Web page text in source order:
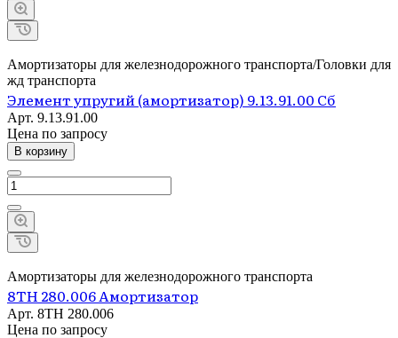
Амортизаторы для железнодорожного транспорта/Головки для
жд транспорта
Элемент упругий (амортизатор) 9.13.91.00 Сб
Арт. 9.13.91.00
Цена по запросу
В корзину
Амортизаторы для железнодорожного транспорта
8ТН 280.006 Амортизатор
Арт. 8ТН 280.006
Цена по запросу